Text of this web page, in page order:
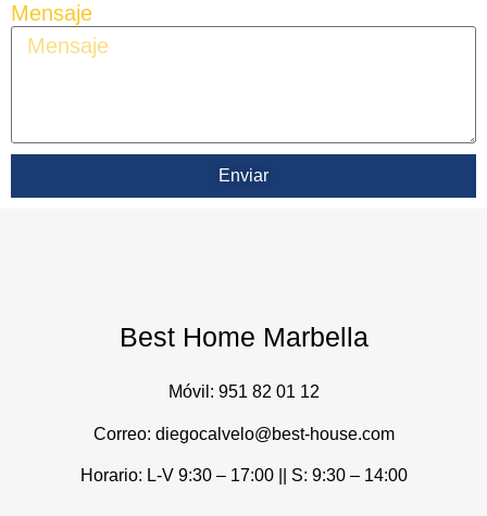
Mensaje
Enviar
Best Home Marbella
Móvil: 951 82 01 12
Correo: diegocalvelo@best-house.com
Horario: L-V 9:30 – 17:00 || S: 9:30 – 14:00